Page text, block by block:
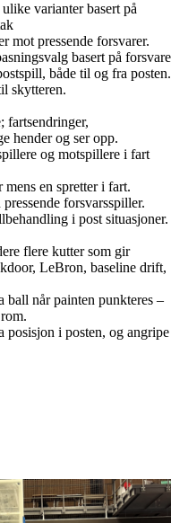
varianter basert på
mot pressende forsvarer.
basert på
både til og fra posten.
skytteren.
fartsendringer,
hender og ser opp.
og motspillere i fart
en spretter i fart.
forsvarsspiller.
i post situasjoner.
flere kutter som gir
LeBron, baseline drift,
ball når painten punkteres –
posisjon i posten, og angripe